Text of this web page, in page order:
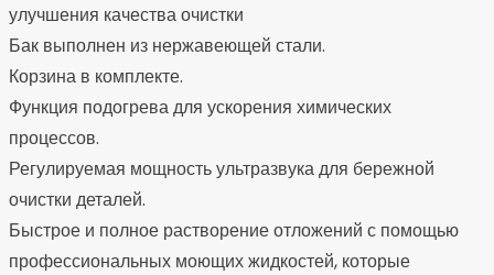
улучшения качества очистки
Бак выполнен из нержавеющей стали.
Корзина в комплекте.
Функция подогрева для ускорения химических
процессов.
Регулируемая мощность ультразвука для бережной
очистки деталей.
Быстрое и полное растворение отложений с помощью
профессиональных моющих жидкостей, которые